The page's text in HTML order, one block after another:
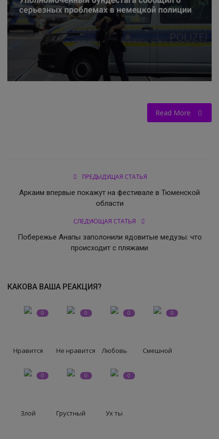
НОВОСТИ КОЛЛЕДЖ TV
КОЛЛЕДЖ ДЕНЬ ЗА ДНЕМ
ГОСТЬ В СТУДИИ
Колледж - FM
СВО
Конкурсы
СПОРТ
АНОНСЫ
Read More
ПРЕДЫДУЩАЯ СТАТЬЯ
Аркаим впервые покажут на фестивале в Тюменской
области
СЛЕДУЮЩАЯ СТАТЬЯ
Побережье Анапы заполонили ядовитые медузы: что
происходит с пляжами
КАКОВА ВАША РЕАКЦИЯ?
0
Нравится
0
Не нравится
0
Любовь
0
Смешной
0
Злой
0
Грустный
0
Ух ты